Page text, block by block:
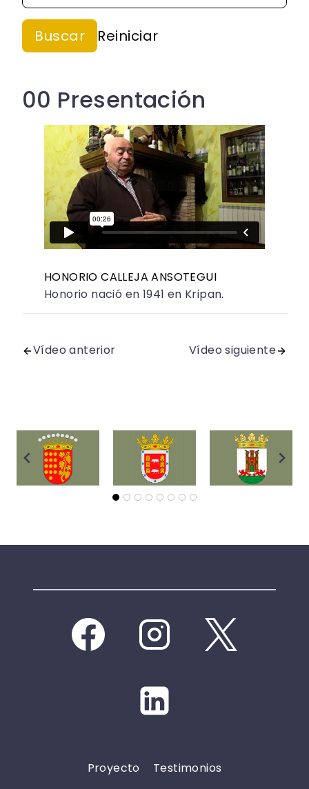
00 Presentación
HONORIO CALLEJA ANSOTEGUI
Honorio nació en 1941 en Kripan.
Vídeo anterior Vídeo siguiente
Proyecto Testimonios